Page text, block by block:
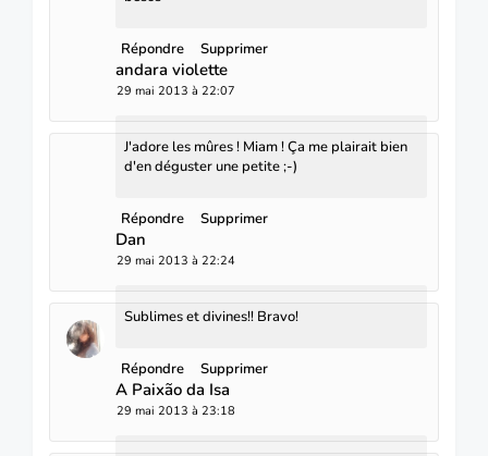
Répondre Supprimer
andara violette
29 mai 2013 à 22:07
J'adore les mûres ! Miam ! Ça me plairait bien
d'en déguster une petite ;-)
Répondre Supprimer
Dan
29 mai 2013 à 22:24
Sublimes et divines!! Bravo!
Répondre Supprimer
A Paixão da Isa
29 mai 2013 à 23:18